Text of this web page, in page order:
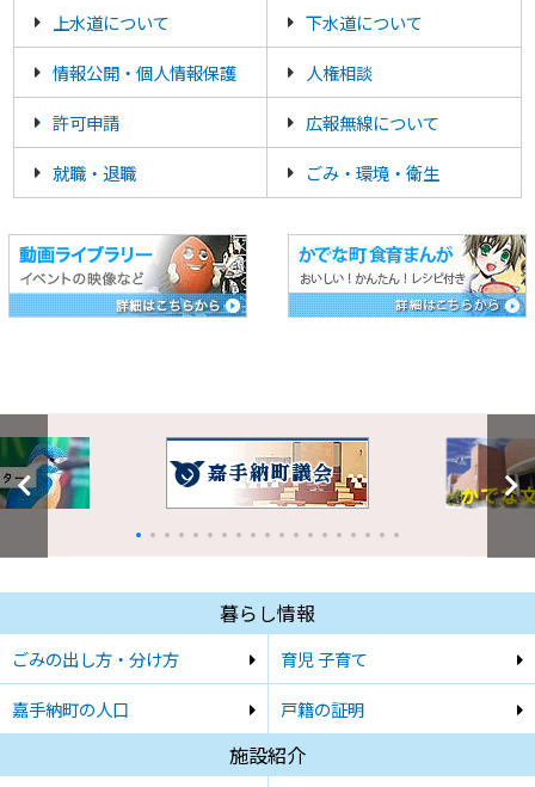
上水道について
下水道について
情報公開・個人情報保護
人権相談
許可申請
広報無線について
就職・退職
ごみ・環境・衛生
暮らし情報
ごみの出し方・分け方
育児 子育て
嘉手納町の人口
戸籍の証明
施設紹介